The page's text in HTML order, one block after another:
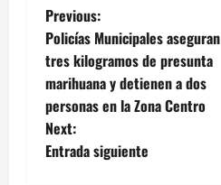
P
o
s
t
Previous:
Policías Municipales aseguran
tres kilogramos de presunta
marihuana y detienen a dos
personas en la Zona Centro
Next:
Entrada siguiente